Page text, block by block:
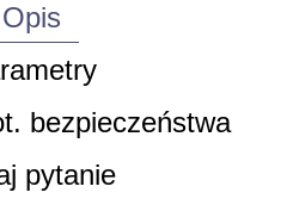
Opis
bezpieczeństwa
pytanie